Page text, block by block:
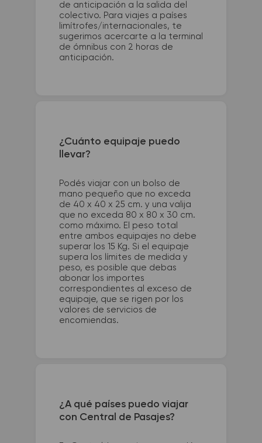
de anticipación a la salida del
colectivo. Para viajes a países
limítrofes/internacionales, te
sugerimos acercarte a la terminal
de ómnibus con 2 horas de
anticipación.
¿Cuánto equipaje puedo
llevar?
Podés viajar con un bolso de
mano pequeño que no exceda
de 40 x 40 x 25 cm. y una valija
que no exceda 80 x 80 x 30 cm.
como máximo. El peso total
entre ambos equipajes no debe
superar los 15 Kg. Si el equipaje
supera los límites de medida y
peso, es posible que debas
abonar los importes
correspondientes al exceso de
equipaje, que se rigen por los
valores de servicios de
encomiendas.
¿A qué países puedo viajar
con Central de Pasajes?